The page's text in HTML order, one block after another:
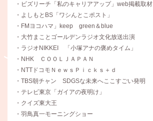
・ビズリーチ「私のキャリアアップ」web掲載取材
・よしもとBS「ワシんとこポスト」
・FMヨコハマ」keep green＆blue
・大竹まことゴールデンラジオ文化放送出演
・ラジオNIKKEI 「小塚アナの褒めタイム」
・NHK ＣＯＯＬＪＡＰＡＮ
・NTTドコモＮｅｗｓＰｉｃｋｓ＋ｄ
・TBS朝チャン SDGSな未来へここすごい発明
・テレビ東京「ガイアの夜明け」
・クイズ東大王
・羽鳥真一モーニングショー